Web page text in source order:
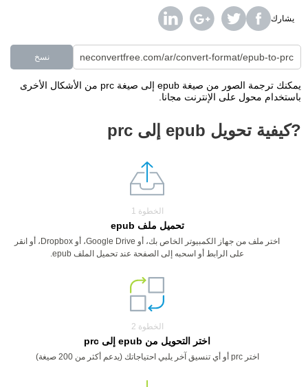
يشارك
نسخ
يمكنك ترجمة الصور من صيغة epub إلى صيغة prc من الأشكال الأخرى
باستخدام محول على الإنترنت مجانا.
?كيفية تحويل epub إلى prc
الخطوة 1
تحميل ملف epub
اختر ملف من جهاز الكمبيوتر الخاص بك، أو Google Drive، أو Dropbox، أو انقر
على الرابط أو اسحبه إلى الصفحة عند تحميل الملف epub.
الخطوة 2
اختر التحويل من epub إلى prc
اختر prc أو أي تنسيق آخر يلبي احتياجاتك (يدعم أكثر من 200 صيغة)